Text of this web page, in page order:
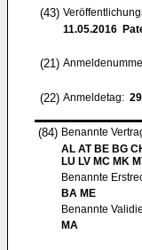
(43)
11.05.2016
(21)
(22) Anmeldetag:
(84) Benannte
AL AT BE BG
LU LV MC MK
Benannte
BA ME
Benannte
MA